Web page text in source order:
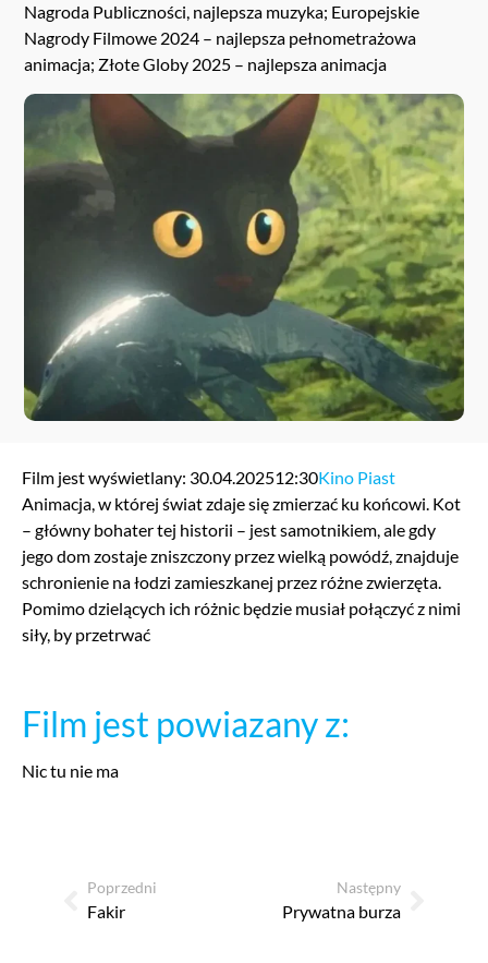
Nagroda Publiczności, najlepsza muzyka; Europejskie
Nagrody Filmowe 2024 – najlepsza pełnometrażowa
animacja; Złote Globy 2025 – najlepsza animacja
Film jest wyświetlany: 30.04.202512:30Kino Piast
Animacja, w której świat zdaje się zmierzać ku końcowi. Kot
– główny bohater tej historii – jest samotnikiem, ale gdy
jego dom zostaje zniszczony przez wielką powódź, znajduje
schronienie na łodzi zamieszkanej przez różne zwierzęta.
Pomimo dzielących ich różnic będzie musiał połączyć z nimi
siły, by przetrwać
Film jest powiazany z:
Nic tu nie ma
Poprzedni
Fakir
Następny
Prywatna burza